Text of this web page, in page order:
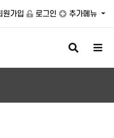
원가입 로그인 추가메뉴
검
색
버
메
버